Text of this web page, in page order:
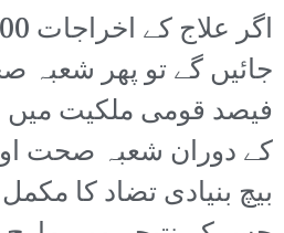
فیصد قومی ملکیت میں
کے دوران شعبہ صحت
بیچ بنیادی تضاد کا